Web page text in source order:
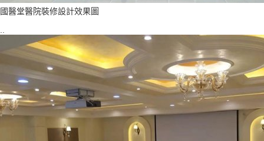
國醫堂醫院裝修設計效果圖